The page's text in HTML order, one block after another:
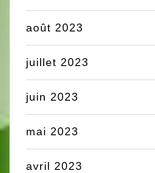
août 2023
juillet 2023
juin 2023
mai 2023
avril 2023